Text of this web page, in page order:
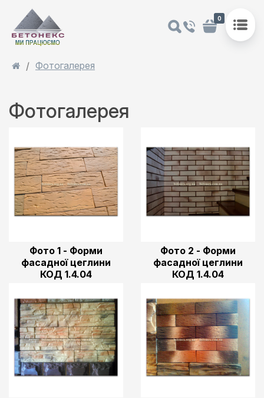
0
Фотогалерея
Фотогалерея
Фото 1 - Форми
фасадної цеглини
КОД 1.4.04
Фото 2 - Форми
фасадної цеглини
КОД 1.4.04